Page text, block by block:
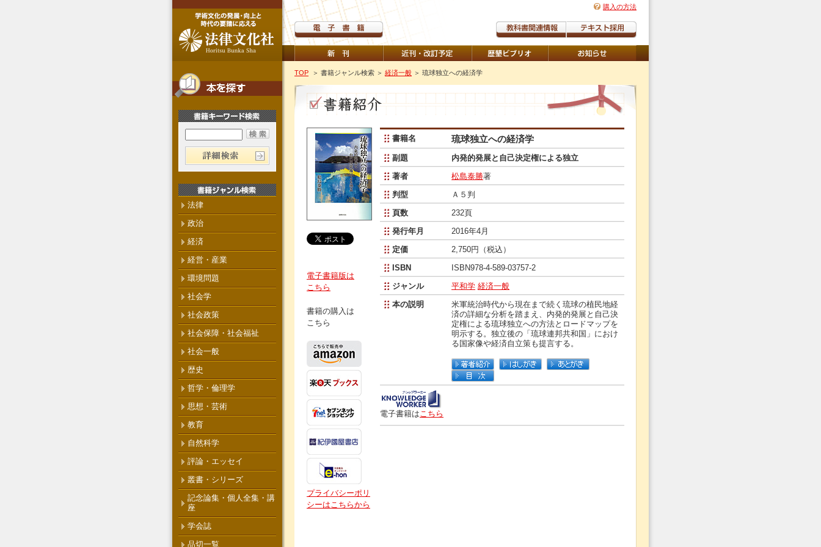
購入の方法
TOP ＞ 書籍ジャンル検索 ＞ 経済一般 ＞ 琉球独立への経済学
電子書籍版は
こちら
書籍の購入は
こちら
プライバシーポリ
シーはこちらから
書籍名 琉球独立への経済学
副題
内発的発展と自己決定権による独立
著者
松島泰勝著
判型
Ａ５判
頁数
232頁
発行年月
2016年4月
定価
2,750円（税込）
ISBN
ISBN978-4-589-03757-2
ジャンル
平和学 経済一般
本の説明
米軍統治時代から現在まで続く琉球の植民地経
済の詳細な分析を踏まえ、内発的発展と自己決
定権による琉球独立への方法とロードマップを
明示する。独立後の「琉球連邦共和国」におけ
る国家像や経済自立策も提言する。
電子書籍はこちら
法律
政治
経済
経営・産業
環境問題
社会学
社会政策
社会保障・社会福祉
社会一般
歴史
哲学・倫理学
思想・芸術
教育
自然科学
評論・エッセイ
叢書・シリーズ
記念論集・個人全集・講
座
学会誌
品切一覧